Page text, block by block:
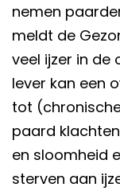
nemen
meldt de
veel ijzer in de
lever kan een
tot
paard
en sloomheid
sterven aan